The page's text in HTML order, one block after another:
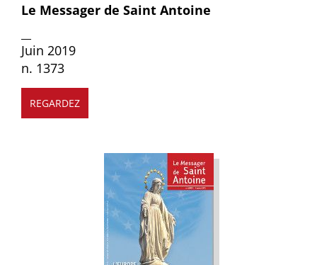
Le Messager de Saint Antoine
Juin 2019
n. 1373
REGARDEZ